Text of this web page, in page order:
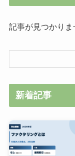
記事が見つかりま
新着記事